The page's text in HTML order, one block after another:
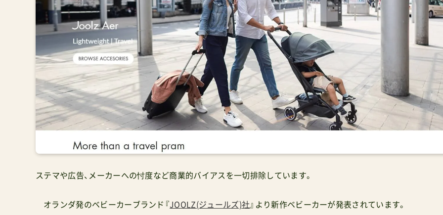
ステマや広告、メーカーへの忖度など商業的バイアスを一切排除しています。
オランダ発のベビーカーブランド『JOOLZ(ジュールズ)社』より新作ベビーカーが発表されています。